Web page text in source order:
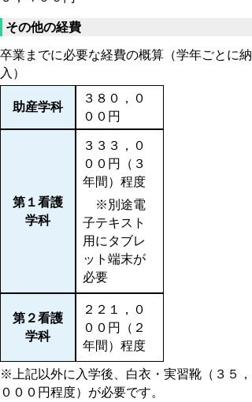
その他の経費
卒業までに必要な経費の概算（学年ごとに納
入）
助産学科
３８０，０
００円
第１看護
学科
３３３，０
００円（３
年間）程度
※別途電
子テキスト
用にタブレ
ット端末が
必要
第２看護
学科
２２１，０
００円（２
年間）程度
※上記以外に入学後、白衣・実習靴（３５，
０００円程度）が必要です。